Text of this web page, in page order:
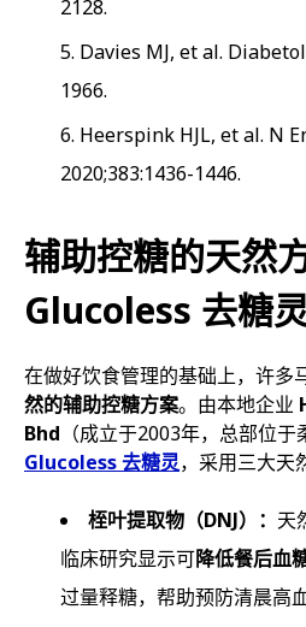
2128.
Davies MJ, et al.
1966.
Heerspink HJL, et al. N
2020;383:1436-1446.
辅助控糖的天然方
Glucoless 去糖
在做好饮食管理的基础上，许多
然的辅助控糖方案。由本地企业
Bhd （成立于2003年，总部位
Glucoless 去糖灵，采用三大天
桎叶提取物（DNJ）： 天
临床研究显示可降低餐后血
过量释糖，帮助预防清晨高